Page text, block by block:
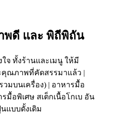
ดี และ พิถีพิถัน
ใจ ทั้งร้านและเมนู ให้มี
ณภาพที่คัดสรรมาแล้ว |
วมบนเครื่อง) | อาหารมื้อ
รมื้อพิเศษ สเต็กเนื้อโกเบ อัน
แบบดั้งเดิม